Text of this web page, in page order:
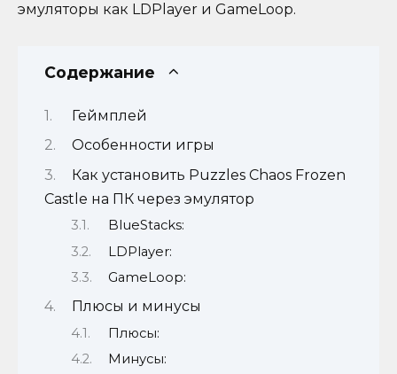
эмуляторы как LDPlayer и GameLoop.
Содержание
Геймплей
Особенности игры
Как установить Puzzles Chaos Frozen
Castle на ПК через эмулятор
BlueStacks:
LDPlayer:
GameLoop:
Плюсы и минусы
Плюсы:
Минусы: